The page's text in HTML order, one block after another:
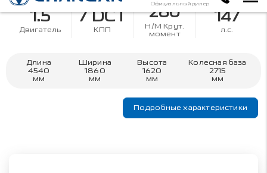
Официальный дилер
1.5
Двигатель
7 DCT
КПП
280
Н/М Крут.
момент
147
л.с.
Длина
4540
мм
Ширина
1860
мм
Высота
1620
мм
Колесная база
2715
мм
Подробные характеристики